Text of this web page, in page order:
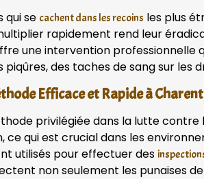
qui se cachent dans les recoins les plus
rapidement rend leur
une intervention professionnelle
des taches de sang sur
Efficace et Rapide à
privilégiée dans la lutte
ce qui est crucial dans les
utilisés pour effectuer des
non seulement les punaises